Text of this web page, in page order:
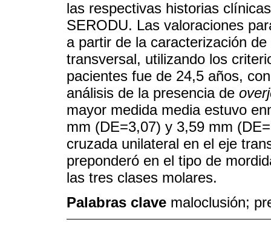
las respectivas historias
SERODU. Las valoraciones
a partir de la caracterización
transversal, utilizando los
pacientes fue de 24,5 años,
análisis de la presencia de
mayor medida media estuvo
mm (DE=3,07) y 3,59 mm
cruzada unilateral en el eje
preponderó en el tipo de
las tres clases molares.
Palabras clave maloclusión;